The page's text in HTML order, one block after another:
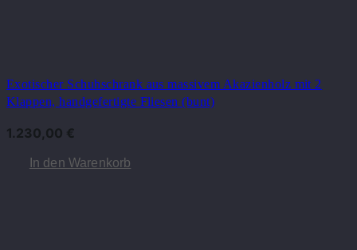
Exotischer Schuhschrank aus massivem Akazienholz mit 2
Klappen, handgefertigte Fliesen (bunt)
1.230,00 €
In den Warenkorb